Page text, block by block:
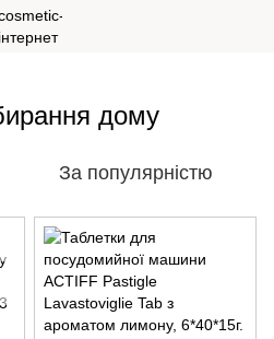
дому
За популярністю